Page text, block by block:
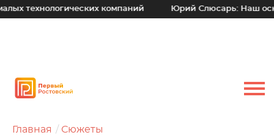
компаний Юрий Слюсарь: Наш основной
Главная Сюжеты